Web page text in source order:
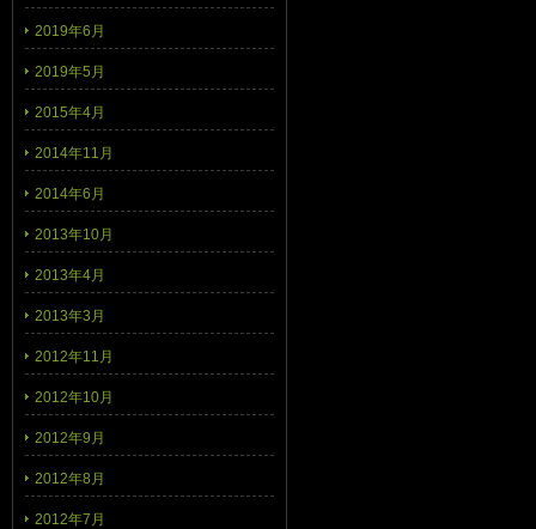
2019年6月
2019年5月
2015年4月
2014年11月
2014年6月
2013年10月
2013年4月
2013年3月
2012年11月
2012年10月
2012年9月
2012年8月
2012年7月